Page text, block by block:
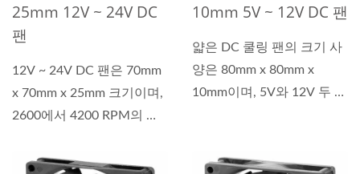
25mm 12V ~ 24V DC
팬
12V ~ 24V DC 팬은 70mm
x 70mm x 25mm 크기이며,
2600에서 4200 RPM의 속
10mm 5V ~ 12V DC 팬
얇은 DC 쿨링 팬의 크기 사
양은 80mm x 80mm x
10mm이며, 5V와 12V 두 가